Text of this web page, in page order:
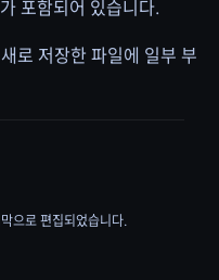
포함되어 있습니다.
로 저장한 파일에 일부 부
으로 편집되었습니다.